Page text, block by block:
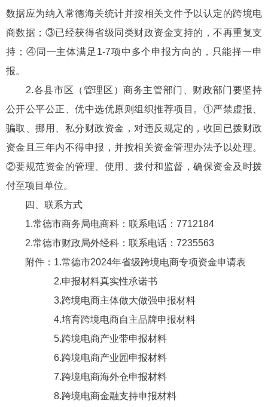
数据应为纳入常德海关统计并按相关文件予以认定的跨境电
商数据；③已经获得省级同类财政资金支持的，不再重复支
持；④同一主体满足1-7项中多个申报方向的，只能择一申
报。
2.各县市区（管理区）商务主管部门、财政部门要坚持
公开公平公正、优中选优原则组织推荐项目。①严禁虚报、
骗取、挪用、私分财政资金，对违反规定的，收回已拨财政
资金且三年内不得申报，并按相关资金管理办法予以处理。
②要规范资金的管理、使用、拨付和监督，确保资金及时拨
付至项目单位。
四、联系方式
1.常德市商务局电商科：联系电话：7712184
2.常德市财政局外经科：联系电话：7235563
附件：1.常德市2024年省级跨境电商专项资金申请表
2.申报材料真实性承诺书
3.跨境电商主体做大做强申报材料
4.培育跨境电商自主品牌申报材料
5.跨境电商产业带申报材料
6.跨境电商产业园申报材料
7.跨境电商海外仓申报材料
8.跨境电商金融支持申报材料